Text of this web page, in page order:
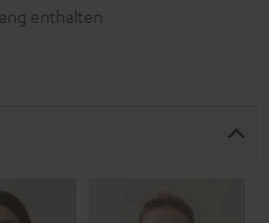
enthalten